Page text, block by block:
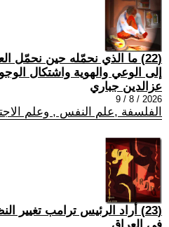
(22) ما الذي نحمّله حين نحمّل
إلى الوعي والهوية واشتكال
عزالدين جباري
2026 / 8 / 9
الفلسفة ,علم النفس , وعلم
(23) أراد الرئيس ترامب تغيير